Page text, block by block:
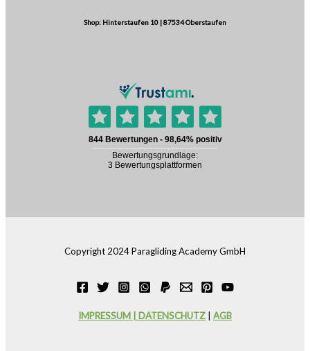
Shop: Hinterstaufen 10 | 87534 Oberstaufen
Copyright 2024 Paragliding Academy GmbH
IMPRESSUM | DATENSCHUTZ AGB